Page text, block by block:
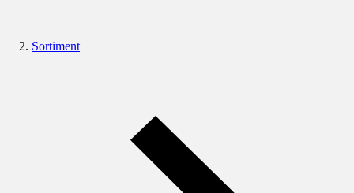
Sortiment